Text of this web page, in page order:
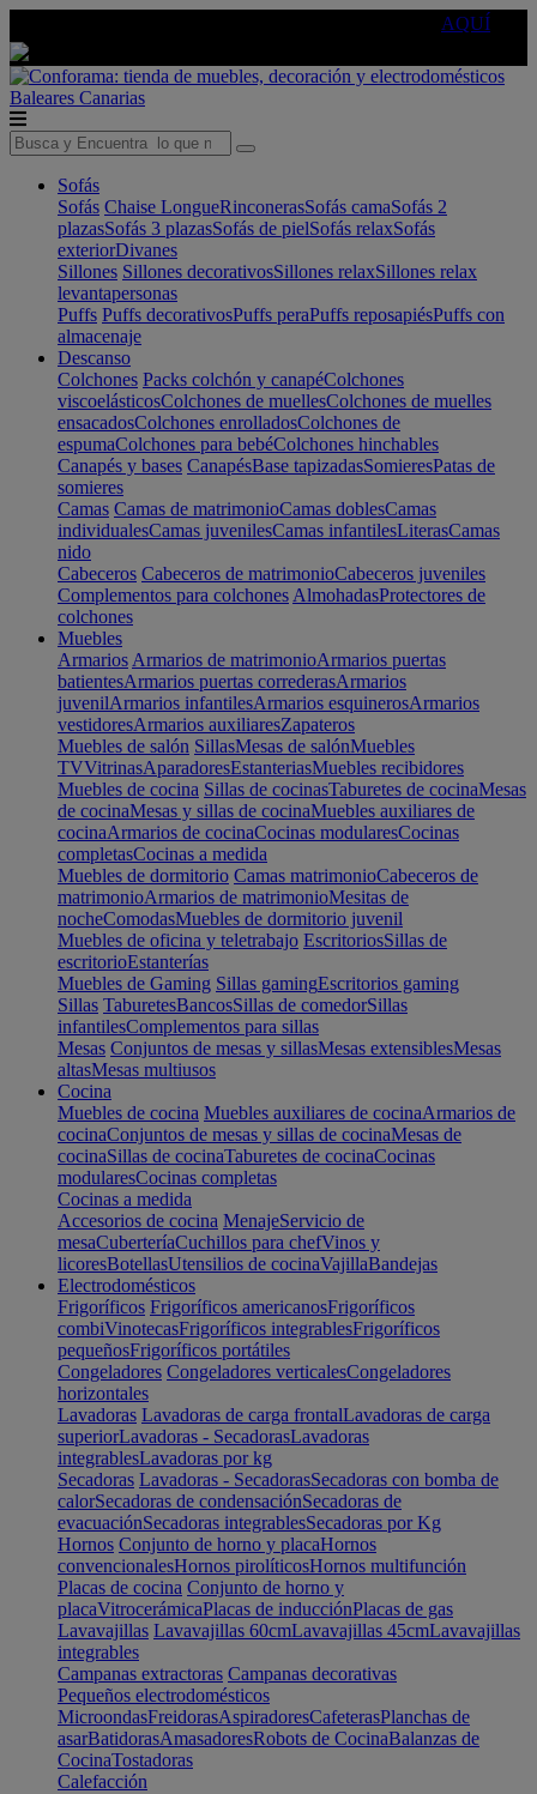
AQUÍ
Baleares Canarias
Sofás
Sofás Chaise LongueRinconerasSofás camaSofás 2
plazasSofás 3 plazasSofás de pielSofás relaxSofás
exteriorDivanes
Sillones Sillones decorativosSillones relaxSillones relax
levantapersonas
Puffs Puffs decorativosPuffs peraPuffs reposapiésPuffs con
almacenaje
Descanso
Colchones Packs colchón y canapéColchones
viscoelásticosColchones de muellesColchones de muelles
ensacadosColchones enrolladosColchones de
espumaColchones para bebéColchones hinchables
Canapés y bases CanapésBase tapizadasSomieresPatas de
somieres
Camas Camas de matrimonioCamas doblesCamas
individualesCamas juvenilesCamas infantilesLiterasCamas
nido
Cabeceros Cabeceros de matrimonioCabeceros juveniles
Complementos para colchones AlmohadasProtectores de
colchones
Muebles
Armarios Armarios de matrimonioArmarios puertas
batientesArmarios puertas correderasArmarios
juvenilArmarios infantilesArmarios esquinerosArmarios
vestidoresArmarios auxiliaresZapateros
Muebles de salón SillasMesas de salónMuebles
TVVitrinasAparadoresEstanteriasMuebles recibidores
Muebles de cocina Sillas de cocinasTaburetes de cocinaMesas
de cocinaMesas y sillas de cocinaMuebles auxiliares de
cocinaArmarios de cocinaCocinas modularesCocinas
completasCocinas a medida
Muebles de dormitorio Camas matrimonioCabeceros de
matrimonioArmarios de matrimonioMesitas de
nocheComodasMuebles de dormitorio juvenil
Muebles de oficina y teletrabajo EscritoriosSillas de
escritorioEstanterías
Muebles de Gaming Sillas gamingEscritorios gaming
Sillas TaburetesBancosSillas de comedorSillas
infantilesComplementos para sillas
Mesas Conjuntos de mesas y sillasMesas extensiblesMesas
altasMesas multiusos
Cocina
Muebles de cocina Muebles auxiliares de cocinaArmarios de
cocinaConjuntos de mesas y sillas de cocinaMesas de
cocinaSillas de cocinaTaburetes de cocinaCocinas
modularesCocinas completas
Cocinas a medida
Accesorios de cocina MenajeServicio de
mesaCuberteríaCuchillos para chefVinos y
licoresBotellasUtensilios de cocinaVajillaBandejas
Electrodomésticos
Frigoríficos Frigoríficos americanosFrigoríficos
combiVinotecasFrigoríficos integrablesFrigoríficos
pequeñosFrigoríficos portátiles
Congeladores Congeladores verticalesCongeladores
horizontales
Lavadoras Lavadoras de carga frontalLavadoras de carga
superiorLavadoras - SecadorasLavadoras
integrablesLavadoras por kg
Secadoras Lavadoras - SecadorasSecadoras con bomba de
calorSecadoras de condensaciónSecadoras de
evacuaciónSecadoras integrablesSecadoras por Kg
Hornos Conjunto de horno y placaHornos
convencionalesHornos pirolíticosHornos multifunción
Placas de cocina Conjunto de horno y
placaVitrocerámicaPlacas de inducciónPlacas de gas
Lavavajillas Lavavajillas 60cmLavavajillas 45cmLavavajillas
integrables
Campanas extractoras Campanas decorativas
Pequeños electrodomésticos
MicroondasFreidorasAspiradoresCafeterasPlanchas de
asarBatidorasAmasadoresRobots de CocinaBalanzas de
CocinaTostadoras
Calefacción